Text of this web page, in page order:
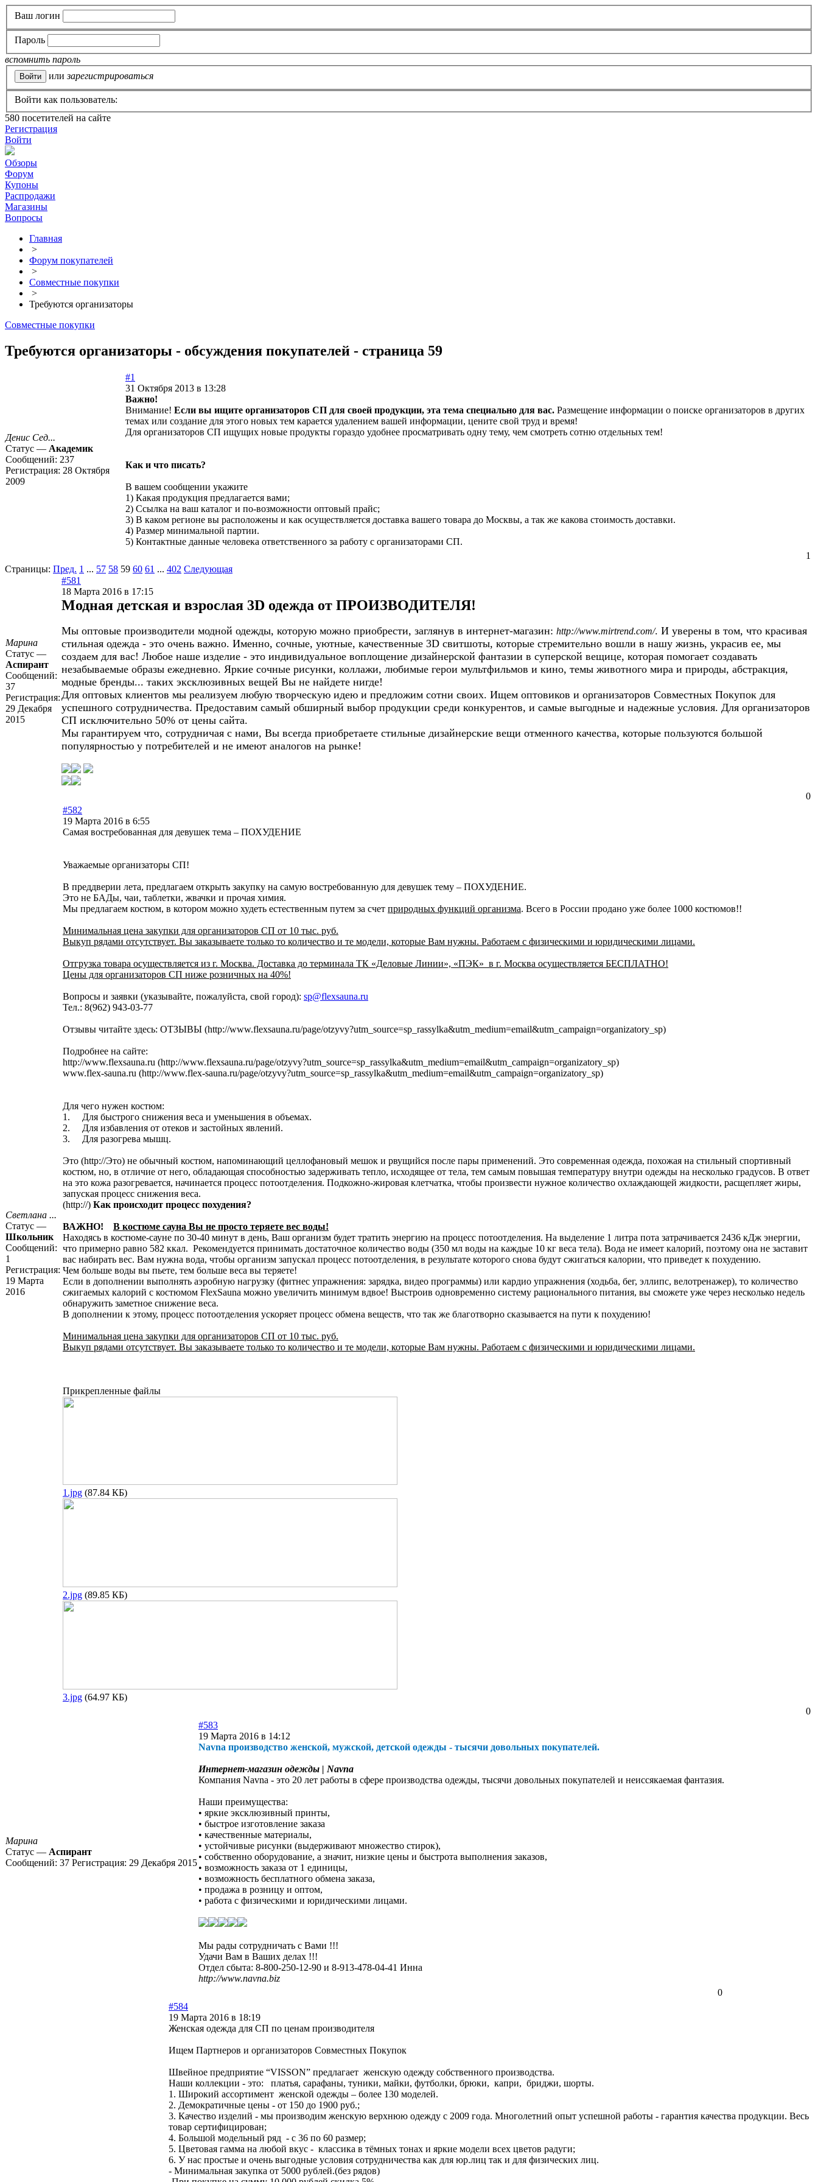
Ваш логин
Пароль
вспомнить пароль
или зарегистрироваться
Войти как пользователь:
580 посетителей на сайте
Регистрация
Войти
Обзоры
Форум
Купоны
Распродажи
Магазины
Вопросы
Главная
>
Форум покупателей
>
Совместные покупки
>
Требуются организаторы
Совместные покупки
Требуются организаторы - обсуждения покупателей - страница 59
Денис Сед...
Статус — Академик
Сообщений: 237
Регистрация: 28 Октября
2009
#1
31 Октября 2013 в 13:28
Важно!
Внимание! Если вы ищите организаторов СП для своей продукции, эта тема специально для вас. Размещение информации о поиске организаторов в других
темах или создание для этого новых тем карается удалением вашей информации, цените свой труд и время!
Для организаторов СП ищущих новые продукты гораздо удобнее просматривать одну тему, чем смотреть сотню отдельных тем!
Как и что писать?
В вашем сообщении укажите
1) Какая продукция предлагается вами;
2) Ссылка на ваш каталог и по-возможности оптовый прайс;
3) В каком регионе вы расположены и как осуществляется доставка вашего товара до Москвы, а так же какова стоимость доставки.
4) Размер минимальной партии.
5) Контактные данные человека ответственного за работу с организаторами СП.
1
Страницы: Пред. 1 ... 57 58 59 60 61 ... 402 Следующая
Марина
Статус —
Аспирант
Сообщений:
37
Регистрация:
29 Декабря
2015
#581
18 Марта 2016 в 17:15
Модная детская и взрослая 3D одежда от ПРОИЗВОДИТЕЛЯ!
Мы оптовые производители модной одежды, которую можно приобрести, заглянув в интернет-магазин: http://www.mirtrend.com/. И уверены в том, что красивая
стильная одежда - это очень важно. Именно, сочные, уютные, качественные 3D свитшоты, которые стремительно вошли в нашу жизнь, украсив ее, мы
создаем для вас! Любое наше изделие - это индивидуальное воплощение дизайнерской фантазии в суперской вещице, которая помогает создавать
незабываемые образы ежедневно. Яркие сочные рисунки, коллажи, любимые герои мультфильмов и кино, темы животного мира и природы, абстракция,
модные бренды... таких эксклюзивных вещей Вы не найдете нигде!
Для оптовых клиентов мы реализуем любую творческую идею и предложим сотни своих. Ищем оптовиков и организаторов Совместных Покупок для
успешного сотрудничества. Предоставим самый обширный выбор продукции среди конкурентов, и самые выгодные и надежные условия. Для организаторов
СП исключительно 50% от цены сайта.
Мы гарантируем что, сотрудничая с нами, Вы всегда приобретаете стильные дизайнерские вещи отменного качества, которые пользуются большой
популярностью у потребителей и не имеют аналогов на рынке!
0
Светлана ...
Статус —
Школьник
Сообщений:
1
Регистрация:
19 Марта
2016
#582
19 Марта 2016 в 6:55
Самая востребованная для девушек тема – ПОХУДЕНИЕ
Уважаемые организаторы СП!
В преддверии лета, предлагаем открыть закупку на самую востребованную для девушек тему – ПОХУДЕНИЕ.
Это не БАДы, чаи, таблетки, жвачки и прочая химия.
Мы предлагаем костюм, в котором можно худеть естественным путем за счет природных функций организма. Всего в России продано уже более 1000 костюмов!!
Минимальная цена закупки для организаторов СП от 10 тыс. руб.
Выкуп рядами отсутствует. Вы заказываете только то количество и те модели, которые Вам нужны. Работаем с физическими и юридическими лицами.
Отгрузка товара осуществляется из г. Москва. Доставка до терминала ТК «Деловые Линии», «ПЭК» в г. Москва осуществляется БЕСПЛАТНО!
Цены для организаторов СП ниже розничных на 40%!
Вопросы и заявки (указывайте, пожалуйста, свой город): sp@flexsauna.ru
Тел.: 8(962) 943-03-77
Отзывы читайте здесь: ОТЗЫВЫ (http://www.flexsauna.ru/page/otzyvy?utm_source=sp_rassylka&utm_medium=email&utm_campaign=organizatory_sp)
Подробнее на сайте:
http://www.flexsauna.ru (http://www.flexsauna.ru/page/otzyvy?utm_source=sp_rassylka&utm_medium=email&utm_campaign=organizatory_sp)
www.flex-sauna.ru (http://www.flex-sauna.ru/page/otzyvy?utm_source=sp_rassylka&utm_medium=email&utm_campaign=organizatory_sp)
Для чего нужен костюм:
1. Для быстрого снижения веса и уменьшения в объемах.
2. Для избавления от отеков и застойных явлений.
3. Для разогрева мышц.
Это (http://Это) не обычный костюм, напоминающий целлофановый мешок и рвущийся после пары применений. Это современная одежда, похожая на стильный спортивный
костюм, но, в отличие от него, обладающая способностью задерживать тепло, исходящее от тела, тем самым повышая температуру внутри одежды на несколько градусов. В ответ
на это кожа разогревается, начинается процесс потоотделения. Подкожно-жировая клетчатка, чтобы произвести нужное количество охлаждающей жидкости, расщепляет жиры,
запуская процесс снижения веса.
(http://) Как происходит процесс похудения?
ВАЖНО!
В костюме сауна Вы не просто теряете вес воды!
Находясь в костюме-сауне по 30-40 минут в день, Ваш организм будет тратить энергию на процесс потоотделения. На выделение 1 литра пота затрачивается 2436 кДж энергии,
что примерно равно 582 ккал. Рекомендуется принимать достаточное количество воды (350 мл воды на каждые 10 кг веса тела). Вода не имеет калорий, поэтому она не заставит
вас набирать вес. Вам нужна вода, чтобы организм запускал процесс потоотделения, в результате которого снова будут сжигаться калории, что приведет к похудению.
Чем больше воды вы пьете, тем больше веса вы теряете!
Если в дополнении выполнять аэробную нагрузку (фитнес упражнения: зарядка, видео программы) или кардио упражнения (ходьба, бег, эллипс, велотренажер), то количество
сжигаемых калорий c костюмом FlexSauna можно увеличить минимум вдвое! Выстроив одновременно систему рационального питания, вы сможете уже через несколько недель
обнаружить заметное снижение веса.
В дополнении к этому, процесс потоотделения ускоряет процесс обмена веществ, что так же благотворно сказывается на пути к похудению!
Минимальная цена закупки для организаторов СП от 10 тыс. руб.
Выкуп рядами отсутствует. Вы заказываете только то количество и те модели, которые Вам нужны. Работаем с физическими и юридическими лицами.
Прикрепленные файлы
1.jpg (87.84 КБ)
2.jpg (89.85 КБ)
3.jpg (64.97 КБ)
0
Марина
Статус — Аспирант
Сообщений: 37 Регистрация: 29 Декабря 2015
#583
19 Марта 2016 в 14:12
Navna производство женской, мужской, детской одежды - тысячи довольных покупателей.
Интернет-магазин одежды | Navna
Компания Navna - это 20 лет работы в сфере производства одежды, тысячи довольных покупателей и неиссякаемая фантазия.
Наши преимущества:
• яркие эксклюзивный принты,
• быстрое изготовление заказа
• качественные материалы,
• устойчивые рисунки (выдерживают множество стирок),
• собственно оборудование, а значит, низкие цены и быстрота выполнения заказов,
• возможность заказа от 1 единицы,
• возможность бесплатного обмена заказа,
• продажа в розницу и оптом,
• работа с физическими и юридическими лицами.
Мы рады сотрудничать с Вами !!!
Удачи Вам в Ваших делах !!!
Отдел сбыта: 8-800-250-12-90 и 8-913-478-04-41 Инна
http://www.navna.biz
0
#584
19 Марта 2016 в 18:19
Женская одежда для СП по ценам производителя
Ищем Партнеров и организаторов Совместных Покупок
Швейное предприятие “VISSON” предлагает женскую одежду собственного производства.
Наши коллекции - это: платья, сарафаны, туники, майки, футболки, брюки, капри, бриджи, шорты.
1. Широкий ассортимент женской одежды – более 130 моделей.
2. Демократичные цены - от 150 до 1900 руб.;
3. Качество изделий - мы производим женскую верхнюю одежду с 2009 года. Многолетний опыт успешной работы - гарантия качества продукции. Весь
товар сертифицирован;
4. Большой модельный ряд - с 36 по 60 размер;
5. Цветовая гамма на любой вкус - классика в тёмных тонах и яркие модели всех цветов радуги;
6. У нас простые и очень выгодные условия сотрудничества как для юр.лиц так и для физических лиц.
- Минимальная закупка от 5000 рублей.(без рядов)